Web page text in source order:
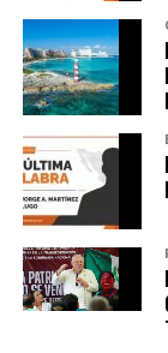
La persona que
Hernández
,
marzo acudió a
los Deportes
residía en el
esposa, no
trataría del
Paz, Carlos
dolor muscular,